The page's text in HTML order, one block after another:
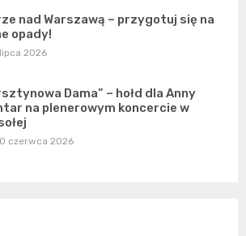
nad Warszawą – przygotuj się na
opady!
2026
Dama” – hołd dla Anny
na plenerowym koncercie w
czerwca 2026